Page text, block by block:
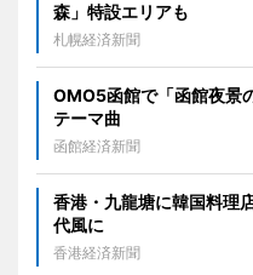
森」特設エリアも
札幌経済新聞
OMO5函館で「函館夜
テーマ曲
函館経済新聞
香港・九龍塘に韓国料
代風に
香港経済新聞